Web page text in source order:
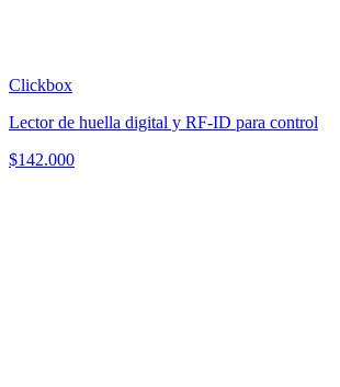
Clickbox
Lector de huella digital y RF-ID para control
$142.000